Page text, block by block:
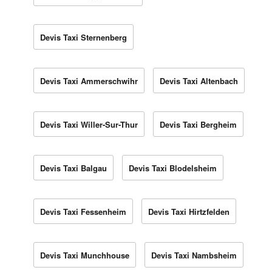
Devis Taxi Sternenberg
Devis Taxi Ammerschwihr Devis Taxi Altenbach
Devis Taxi Willer-Sur-Thur Devis Taxi Bergheim
Devis Taxi Balgau Devis Taxi Blodelsheim
Devis Taxi Fessenheim Devis Taxi Hirtzfelden
Devis Taxi Munchhouse Devis Taxi Nambsheim